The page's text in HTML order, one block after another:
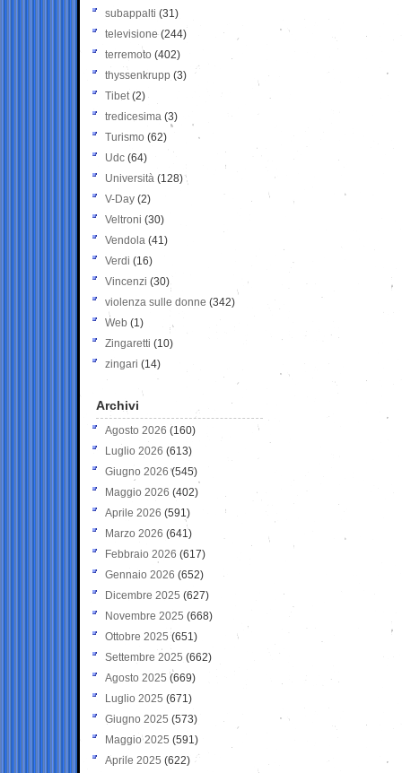
subappalti (31)
televisione(244)
terremoto (402)
thyssenkrupp (3)
Tibet(2)
tredicesima (3)
Turismo (62)
Udc (64)
Università (128)
V-Day (2)
Veltroni (30)
Vendola (41)
Verdi (16)
Vincenzi (30)
violenza sulle donne (342)
Web (1)
Zingaretti (10)
zingari (14)
Archivi
Agosto 2026 (160)
Luglio 2026 (613)
Giugno 2026 (545)
Maggio 2026 (402)
Aprile 2026 (591)
Marzo 2026 (641)
Febbraio 2026 (617)
Gennaio 2026 (652)
Dicembre 2025 (627)
Novembre 2025 (668)
Ottobre 2025 (651)
Settembre 2025 (662)
Agosto 2025 (669)
Luglio 2025 (671)
Giugno 2025 (573)
Maggio 2025 (591)
Aprile 2025 (622)